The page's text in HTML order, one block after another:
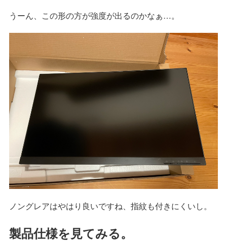
うーん、この形の方が強度が出るのかなぁ…。
ノングレアはやはり良いですね、指紋も付きにくいし。
製品仕様を見てみる。